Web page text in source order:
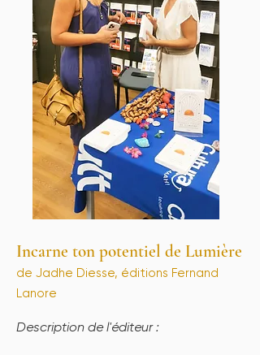
Incarne ton potentiel de Lumière
de Jadhe Diesse, éditions Fernand
Lanore
Description de l'éditeur :